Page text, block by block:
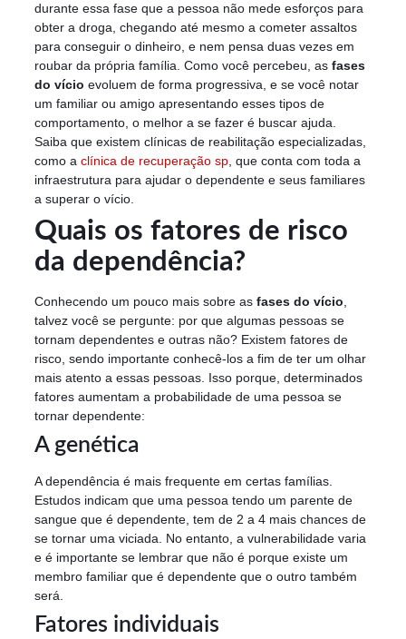
durante essa fase que a pessoa não mede esforços para
obter a droga, chegando até mesmo a cometer assaltos
para conseguir o dinheiro, e nem pensa duas vezes em
roubar da própria família. Como você percebeu, as fases
do vício evoluem de forma progressiva, e se você notar
um familiar ou amigo apresentando esses tipos de
comportamento, o melhor a se fazer é buscar ajuda.
Saiba que existem clínicas de reabilitação especializadas,
como a clínica de recuperação sp, que conta com toda a
infraestrutura para ajudar o dependente e seus familiares
a superar o vício.
Quais os fatores de risco
da dependência?
Conhecendo um pouco mais sobre as fases do vício,
talvez você se pergunte: por que algumas pessoas se
tornam dependentes e outras não? Existem fatores de
risco, sendo importante conhecê-los a fim de ter um olhar
mais atento a essas pessoas. Isso porque, determinados
fatores aumentam a probabilidade de uma pessoa se
tornar dependente:
A genética
A dependência é mais frequente em certas famílias.
Estudos indicam que uma pessoa tendo um parente de
sangue que é dependente, tem de 2 a 4 mais chances de
se tornar uma viciada. No entanto, a vulnerabilidade varia
e é importante se lembrar que não é porque existe um
membro familiar que é dependente que o outro também
será.
Fatores individuais